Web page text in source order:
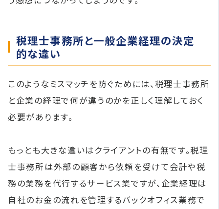
税理士事務所と一般企業経理の決定
的な違い
このようなミスマッチを防ぐためには、税理士事務所
と企業の経理で何が違うのかを正しく理解しておく
必要があります。
もっとも大きな違いはクライアントの有無です。税理
士事務所は外部の顧客から依頼を受けて会計や税
務の業務を代行するサービス業ですが、企業経理は
自社のお金の流れを管理するバックオフィス業務で